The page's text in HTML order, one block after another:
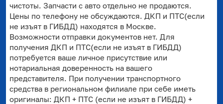
чистоты. Запчасти с авто отдельно не продаются.
Цены по телефону не обсуждаются. ДКП и ПТС(если
не изъят в ГИБДД) находятся в Москве.
Возможности отправки документов нет. Для
получения ДКП и ПТС(если не изъят в ГИБДД)
потребуется ваше личное присутствие или
нотариальная доверенность на вашего
представителя. При получении транспортного
средства в региональном филиале при себе иметь
оригиналы: ДКП + ПТС (если не изъят в ГИБДД) +